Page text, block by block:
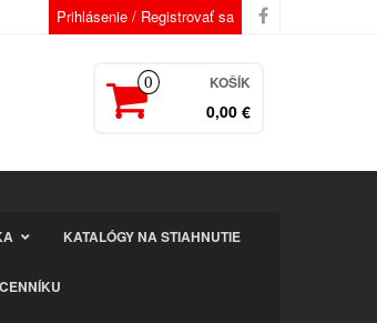
Prihlásenie / Registrovať sa
0 KOŠÍK
0,00 €
KATALÓGY NA STIAHNUTIE